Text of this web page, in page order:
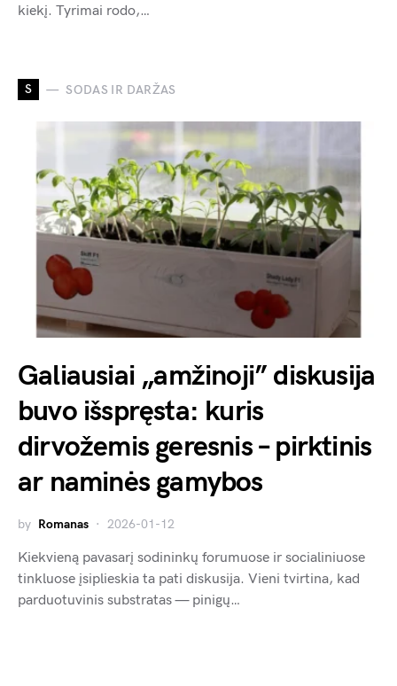
kiekį. Tyrimai rodo,…
S SODAS IR DARŽAS
Galiausiai „amžinoji” diskusija
buvo išspręsta: kuris
dirvožemis geresnis – pirktinis
ar naminės gamybos
by Romanas 2026-01-12
Kiekvieną pavasarį sodininkų forumuose ir socialiniuose
tinkluose įsiplieskia ta pati diskusija. Vieni tvirtina, kad
parduotuvinis substratas — pinigų…